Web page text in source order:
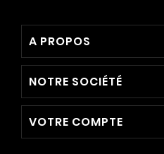
A PROPOS
NOTRE SOCIÉTÉ
VOTRE COMPTE